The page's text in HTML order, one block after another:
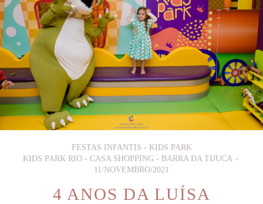
FESTAS INFANTIS - KIDS PARK
KIDS PARK RIO - CASA SHOPPING - BARRA DA TIJUCA
11/NOVEMBRO/2021
4 ANOS DA LUÍSA